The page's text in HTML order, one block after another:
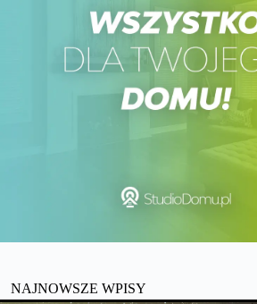
NAJNOWSZE WPISY